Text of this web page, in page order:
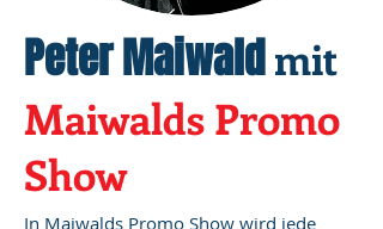
Peter Maiwaldmit
Maiwalds Promo
Show
In Maiwalds Promo Show wird jede